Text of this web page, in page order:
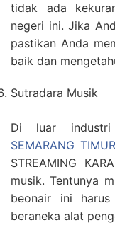
tidak ada
negeri ini. Jika
pastikan Anda
baik dan
Sutradara Musik
Di luar
SEMARANG TIMUR
STREAMING
musik. Tentunya
beonair ini
beraneka alat